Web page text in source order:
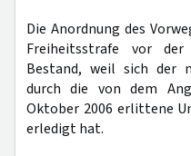
Die Anordnung des
Freiheitsstrafe vor
Bestand, weil sich der
durch die von dem
Oktober 2006 erlittene
erledigt hat.